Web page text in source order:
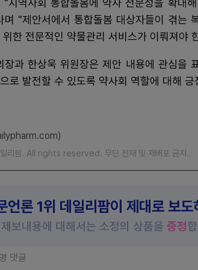
"지역사회 통합돌봄에 약사 전문성을 확대
며 "제안서에서 통합돌봄 대상자들이 겪는
한 전문적인 약물관리 서비스가 이뤄져야
장과 한상욱 위원장은 제안 내용에 관심을
로 발전할 수 있도록 약사회 역할에 대해
팜. All rights reserved. 무단 전재 및 재배포 금지.
언론 1위 데일리팜이 제대로 보도
보내용에 대해서는 소정의 상품을 증정
댓글